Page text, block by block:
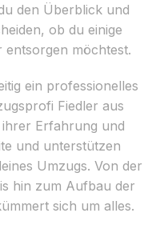
den Überblick und
ob du einige
entsorgen möchtest.
ein professionelles
Fiedler aus
Erfahrung und
und unterstützen
Umzugs. Von der
hin zum Aufbau der
sich um alles.